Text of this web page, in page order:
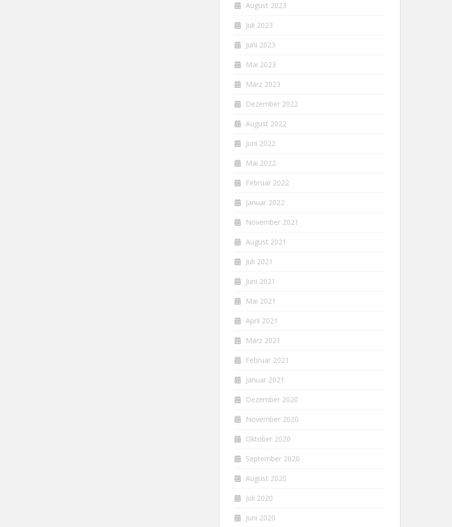
August 2023
Juli 2023
Juni 2023
Mai 2023
März 2023
Dezember 2022
August 2022
Juni 2022
Mai 2022
Februar 2022
Januar 2022
November 2021
August 2021
Juli 2021
Juni 2021
Mai 2021
April 2021
März 2021
Februar 2021
Januar 2021
Dezember 2020
November 2020
Oktober 2020
September 2020
August 2020
Juli 2020
Juni 2020